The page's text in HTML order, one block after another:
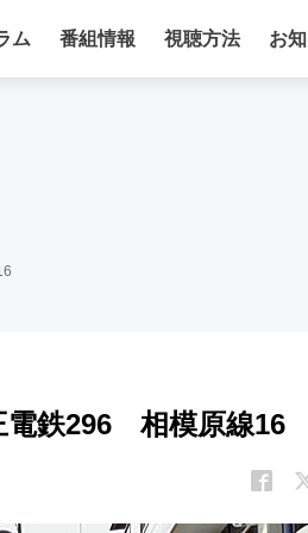
ム 番組情報 視聴方法 お
電鉄296 相模原線16